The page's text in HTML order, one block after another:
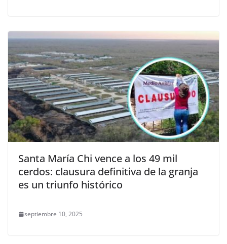
Santa María Chi vence a los 49 mil
cerdos: clausura definitiva de la granja
es un triunfo histórico
septiembre 10, 2025